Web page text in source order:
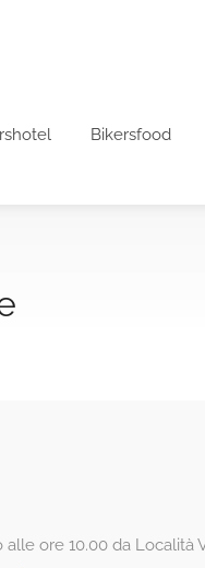
Bikersfood
ore 10.00 da Località